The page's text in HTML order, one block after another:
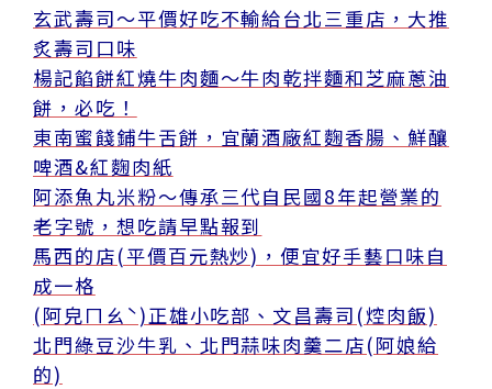
玄武壽司～平價好吃不輸給台北三重店，大推
炙壽司口味
楊記餡餅紅燒牛肉麵～牛肉乾拌麵和芝麻蔥油
餅，必吃！
東南蜜餞鋪牛舌餅，宜蘭酒廠紅麴香腸、鮮釀
啤酒&紅麴肉紙
阿添魚丸米粉～傳承三代自民國8年起營業的
老字號，想吃請早點報到
馬西的店(平價百元熱炒)，便宜好手藝口味自
成一格
(阿皃ㄇㄠˋ)正雄小吃部、文昌壽司(焢肉飯)
北門綠豆沙牛乳、北門蒜味肉羹二店(阿娘給
的)